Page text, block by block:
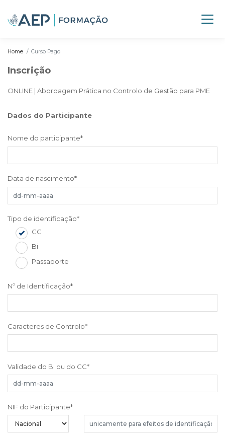
Home Curso Pago
Inscrição
ONLINE | Abordagem Prática no Controlo de Gestão para PME
Dados do Participante
Nome do participante*
Data de nascimento*
Tipo de identificação*
CC
Bi
Passaporte
Nº de Identificação*
Caracteres de Controlo*
Validade do BI ou do CC*
NIF do Participante*